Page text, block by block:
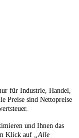
für Industrie, Handel,
Preise sind Nettopreise
und Ihnen das
Klick auf „Alle